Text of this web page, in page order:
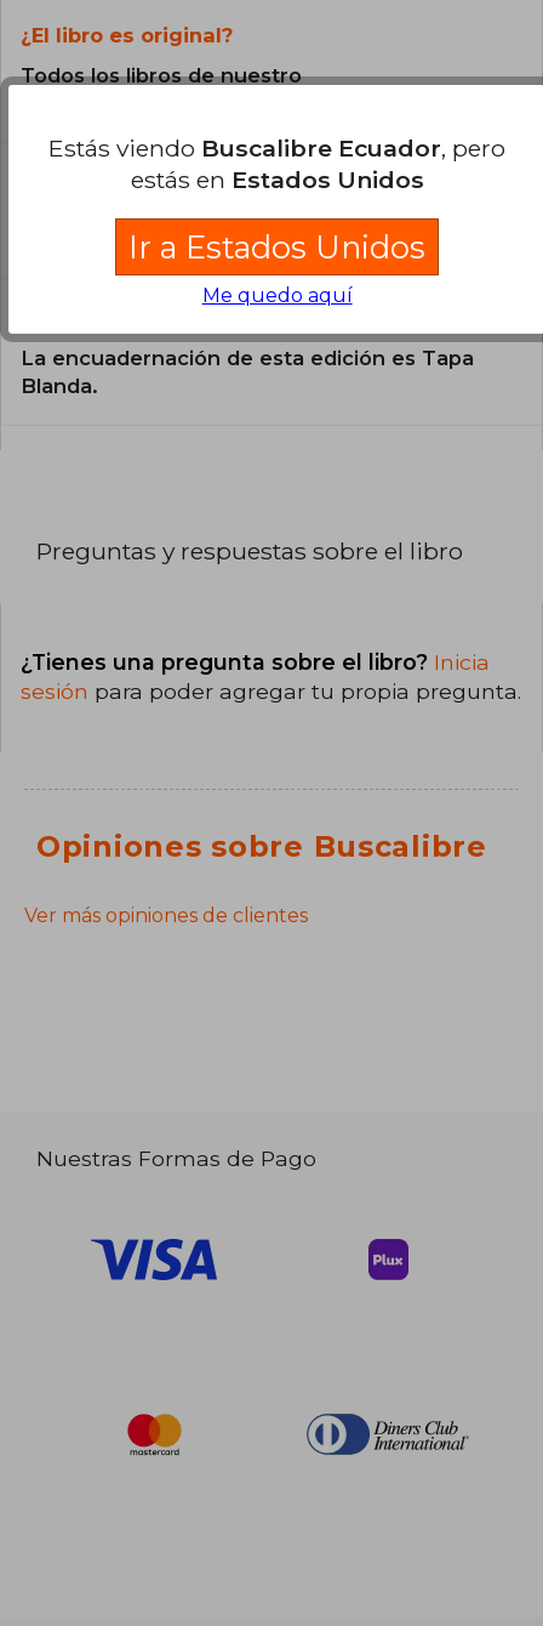
¿El libro es original?
Todos los libros de nuestro
¿En qué Idioma está escrito el
El libro está escrito en Italiano.
La encuadernación de esta edición es Tapa
Blanda.
Preguntas y respuestas sobre el libro
¿Tienes una pregunta sobre el libro? Inicia
sesión para poder agregar tu propia pregunta.
Opiniones sobre Buscalibre
Ver más opiniones de clientes
Nuestras Formas de Pago
Estás viendo Buscalibre Ecuador, pero
estás en Estados Unidos
Ir a Estados Unidos
Me quedo aquí